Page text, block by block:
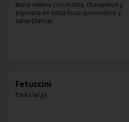
Masa rellena con ricotta, champiñon y
espinaca en salsa Rosa (pomodoro y
salsa blanca)
Fetuccini
Pasta larga